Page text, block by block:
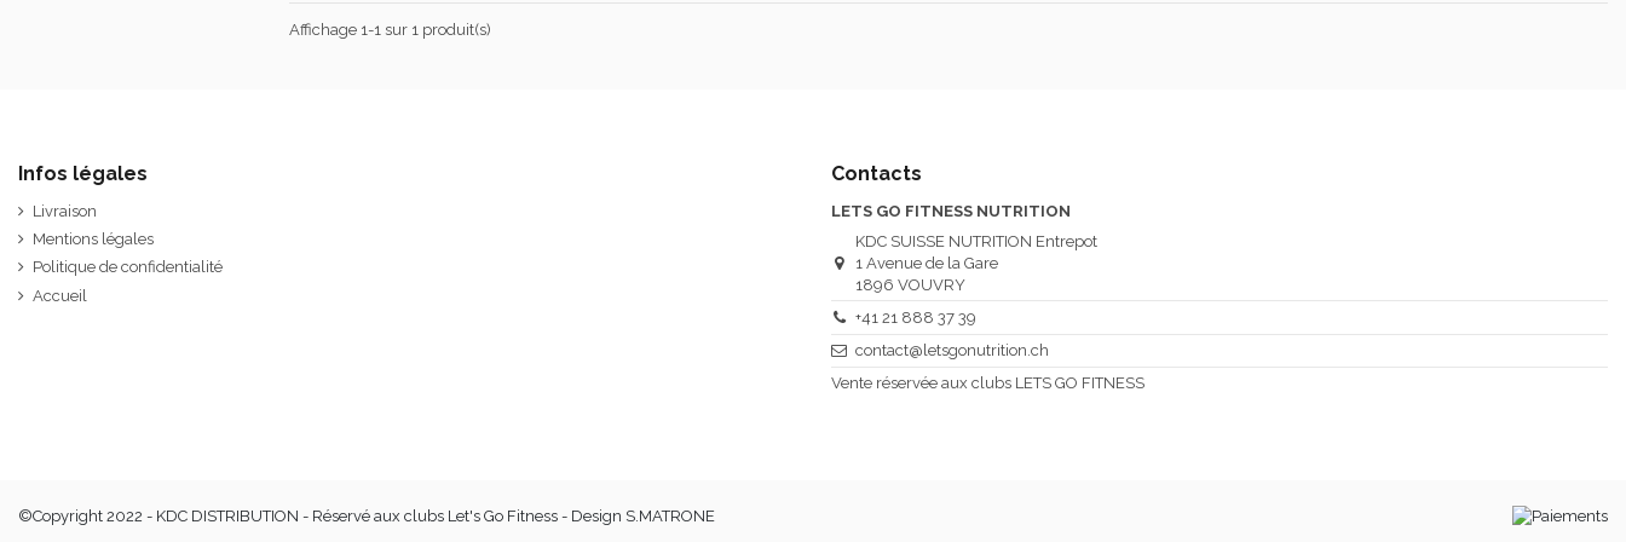
Affichage 1-1 sur 1 produit(s)
Infos légales
Livraison
Mentions légales
Politique de confidentialité
Accueil
Contacts
LETS GO FITNESS NUTRITION
KDC SUISSE NUTRITION Entrepot
1 Avenue de la Gare
1896 VOUVRY
+41 21 888 37 39
contact@letsgonutrition.ch
Vente réservée aux clubs LETS GO FITNESS
©Copyright 2022 - KDC DISTRIBUTION - Réservé aux clubs Let's Go Fitness - Design S.MATRONE